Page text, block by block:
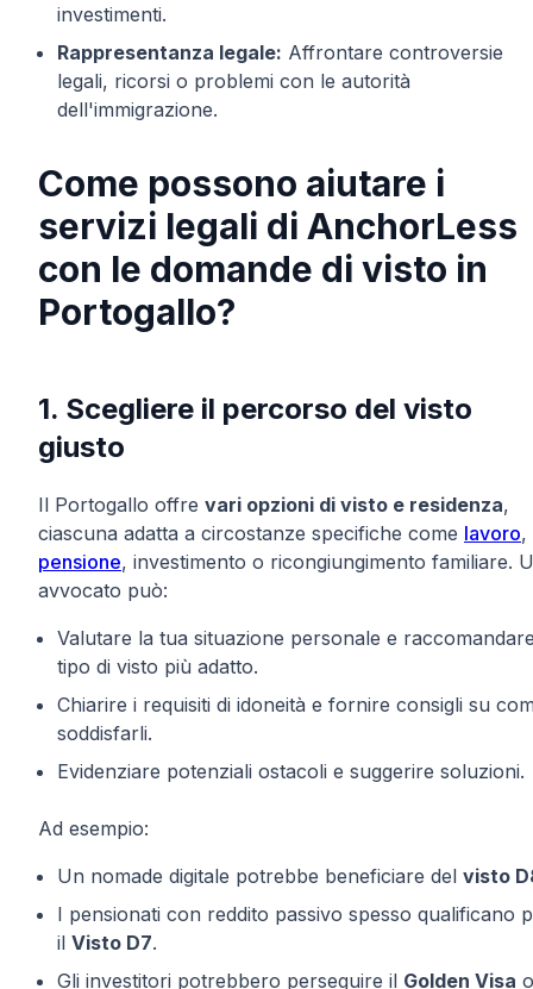
investimenti.
Rappresentanza legale: Affrontare controversie
legali, ricorsi o problemi con le autorità
dell'immigrazione.
Come possono aiutare i
servizi legali di AnchorLess
con le domande di visto in
Portogallo?
1. Scegliere il percorso del visto
giusto
Il Portogallo offre vari opzioni di visto e residenza,
ciascuna adatta a circostanze specifiche come lavoro,
pensione, investimento o ricongiungimento familiare.
avvocato può:
Valutare la tua situazione personale e
tipo di visto più adatto.
Chiarire i requisiti di idoneità e fornire consigli su
soddisfarli.
Evidenziare potenziali ostacoli e suggerire soluzioni.
Ad esempio:
Un nomade digitale potrebbe beneficiare del visto
I pensionati con reddito passivo spesso qualificano
il Visto D7.
Gli investitori potrebbero perseguire il Golden Visa o